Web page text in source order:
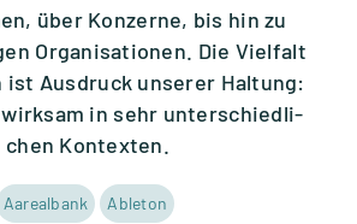
über Kon­zerne, bis hin zu
Orga­ni­sa­tio­nen. Die Viel­falt
ist Aus­druck unse­rer Hal­tung:
in sehr unter­schied­li­
chen Kon­tex­ten.
Aare­al­bank Able­ton